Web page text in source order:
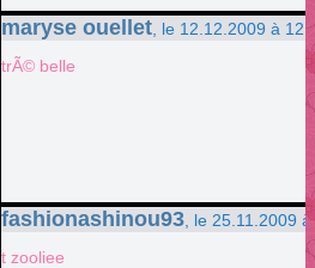
maryse ouellet , le 12.12.2009 à
trÃ© belle
fashionashinou93 , le 25.11.2009
t zooliee